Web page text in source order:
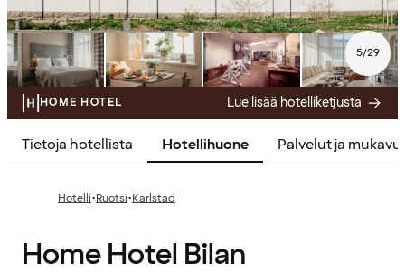
5/29
HOME HOTEL Lue lisää hotelliketjusta
Tietoja hotellista Hotellihuone Palvelut ja
Hotelli·Ruotsi·Karlstad
Home Hotel Bilan